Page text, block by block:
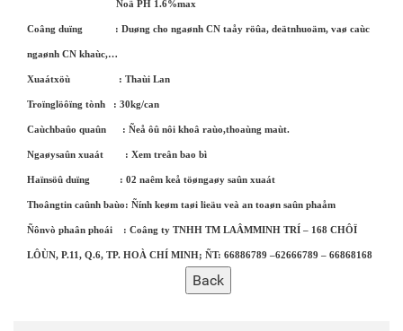
Ñoä PH 1.6%max
Coâng duïng : Duøng cho ngaønh CN taåy röûa, deätnhuoäm, vaø caùc
ngaønh CN khaùc,…
Xuaátxöù : Thaùi Lan
Troïnglöôïng tònh : 30kg/can
Caùchbaûo quaûn : Ñeå ôû nôi khoâ raùo,thoaùng maùt.
Ngaøysaûn xuaát : Xem treân bao bì
Haïnsöû duïng : 02 naêm keå töøngaøy saûn xuaát
Thoângtin caûnh baùo: Ñính keøm taøi lieäu veà an toaøn saûn phaåm
Ñônvò phaân phoái : Coâng ty TNHH TM LAÂMMINH TRÍ – 168 CHÔÏ
LÔÙN, P.11, Q.6, TP. HOÀ CHÍ MINH; ÑT: 66886789 –62666789 – 66868168